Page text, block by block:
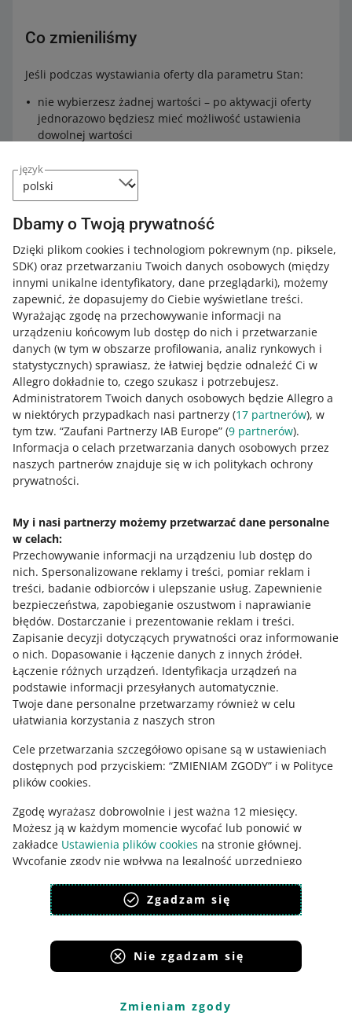
język
Dbamy o Twoją prywatność
Dzięki plikom cookies i technologiom pokrewnym (np. piksele,
SDK) oraz przetwarzaniu Twoich danych osobowych (między
innymi unikalne identyfikatory, dane przeglądarki), możemy
zapewnić, że dopasujemy do Ciebie wyświetlane treści.
Wyrażając zgodę na przechowywanie informacji na
urządzeniu końcowym lub dostęp do nich i przetwarzanie
danych (w tym w obszarze profilowania, analiz rynkowych i
statystycznych) sprawiasz, że łatwiej będzie odnaleźć Ci w
Allegro dokładnie to, czego szukasz i potrzebujesz.
Administratorem Twoich danych osobowych będzie Allegro a
w niektórych przypadkach nasi partnerzy (17 partnerów), w
tym tzw. “Zaufani Partnerzy IAB Europe” (9 partnerów).
Informacja o celach przetwarzania danych osobowych przez
naszych partnerów znajduje się w ich politykach ochrony
prywatności.
My i nasi partnerzy możemy przetwarzać dane personalne
w celach:
Przechowywanie informacji na urządzeniu lub dostęp do
nich. Spersonalizowane reklamy i treści, pomiar reklam i
treści, badanie odbiorców i ulepszanie usług. Zapewnienie
bezpieczeństwa, zapobieganie oszustwom i naprawianie
błędów. Dostarczanie i prezentowanie reklam i treści.
Zapisanie decyzji dotyczących prywatności oraz informowanie
o nich. Dopasowanie i łączenie danych z innych źródeł.
Łączenie różnych urządzeń. Identyfikacja urządzeń na
podstawie informacji przesyłanych automatycznie.
Twoje dane personalne przetwarzamy również w celu
ułatwiania korzystania z naszych stron
Cele przetwarzania szczegółowo opisane są w ustawieniach
dostępnych pod przyciskiem: “ZMIENIAM ZGODY” i w Polityce
plików cookies.
Zgodę wyrażasz dobrowolnie i jest ważna 12 miesięcy.
Możesz ją w każdym momencie wycofać lub ponowić w
zakładce Ustawienia plików cookies na stronie głównej.
Wycofanie zgody nie wpływa na legalność uprzedniego
polityka plików cookies
polityka ochrony prywatności
Zgadzam się
Nie zgadzam się
Zmieniam zgody
Co zmieniliśmy
Jeśli podczas wystawiania oferty dla parametru Stan:
nie wybierzesz żadnej wartości – po aktywacji oferty
jednorazowo będziesz mieć możliwość ustawienia
dowolnej wartości
możesz zmienić tej wartości na inną
wybierzesz wartość inną niż Nowy – po aktywacji
oferty możesz zmienić tę wartość na inną, lecz nie na
wartość Nowy.
Przeczytaj więcej oparametrze Stan.
Jak oceniasz te zmiany/nowości?
0 - Porażka
10 - Rewelacja
0 1 2 3 4 5 6
8 9 10
Skontaktuj się z nami
Zapytaj społeczność
Zajrzyj na Allegro Gadane
Ta strona jest też dostępna w innych językach
wygląd: motyw jasny
Serwisy Grupy Allegro
Allegro.sk Allegro.hu Onedelivery.cz